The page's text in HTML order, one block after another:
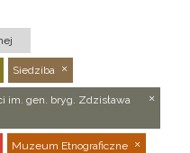
Siedziba
im. gen. bryg. Zdzisława
Muzeum Etnograficzne